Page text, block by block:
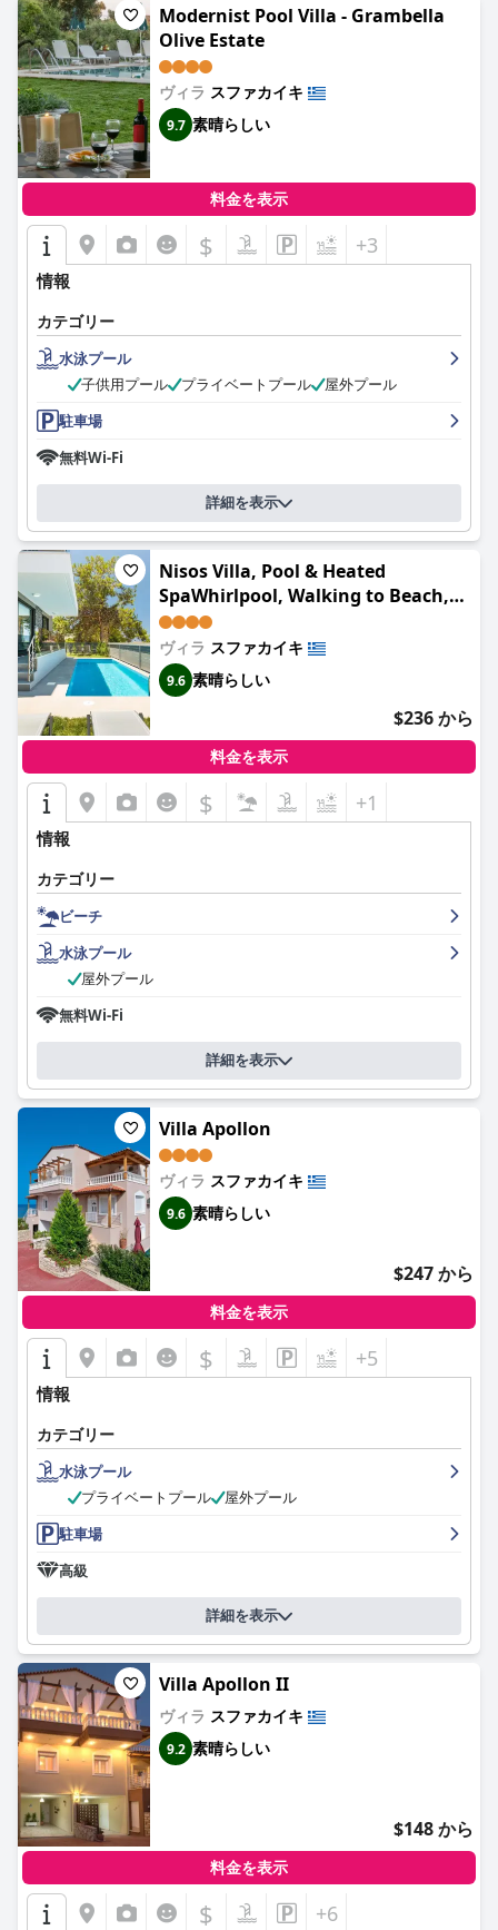
Modernist Pool Villa - Grambella
Olive Estate
ヴィラ スファカイキ
9.7 素晴らしい
料金を表示
$ +3
情報
カテゴリー
水泳プール
子供用プール
プライベートプール
屋外プール
駐車場
無料Wi-Fi
詳細を表示
Nisos Villa, Pool & Heated
SpaWhirlpool, Walking to Beach,
By ThinkVilla
ヴィラ スファカイキ
9.6 素晴らしい
$236 から
料金を表示
$ +1
情報
カテゴリー
ビーチ
水泳プール
屋外プール
無料Wi-Fi
詳細を表示
Villa Apollon
ヴィラ スファカイキ
9.6 素晴らしい
$247 から
料金を表示
$ +5
情報
カテゴリー
水泳プール
プライベートプール
屋外プール
駐車場
高級
詳細を表示
Villa Apollon II
ヴィラ スファカイキ
9.2 素晴らしい
$148 から
料金を表示
$ +6